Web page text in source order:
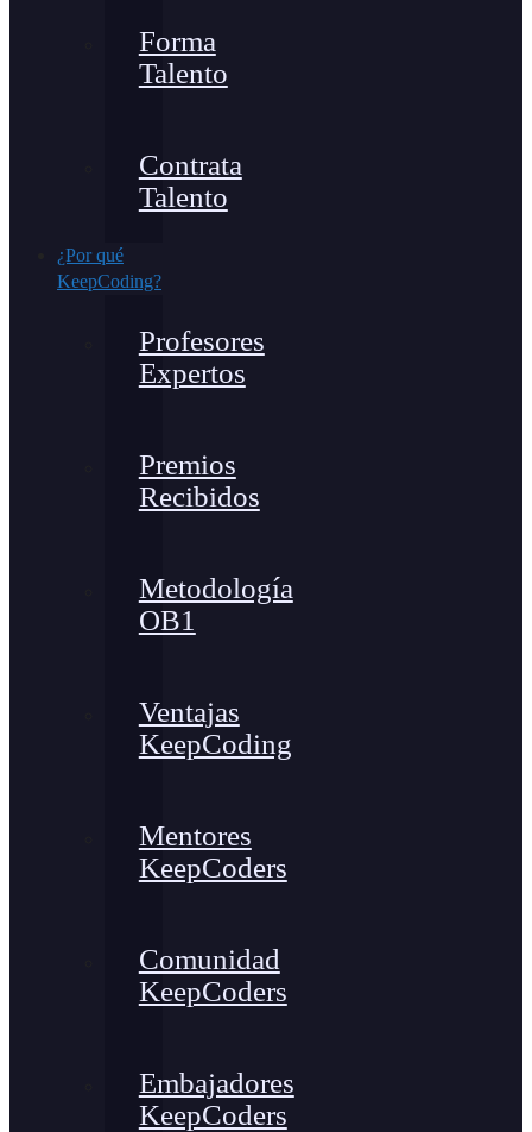
Forma
Talento
Contrata
Talento
¿Por qué
KeepCoding?
Profesores
Expertos
Premios
Recibidos
Metodología
OB1
Ventajas
KeepCoding
Mentores
KeepCoders
Comunidad
KeepCoders
Embajadores
KeepCoders